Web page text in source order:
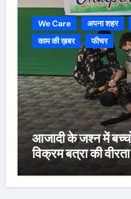
We Care अपना शहर
काम की ख़बर
फीचर
आजादी के जश्न में
विक्रम बत्रा की